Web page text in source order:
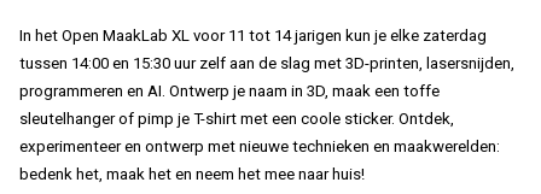
In het Open MaakLab XL voor 11 tot 14 jarigen kun je elke zaterdag
tussen 14:00 en 15:30 uur zelf aan de slag met 3D-printen, lasersnijden,
programmeren en AI. Ontwerp je naam in 3D, maak een toffe
sleutelhanger of pimp je T-shirt met een coole sticker. Ontdek,
experimenteer en ontwerp met nieuwe technieken en maakwerelden:
bedenk het, maak het en neem het mee naar huis!